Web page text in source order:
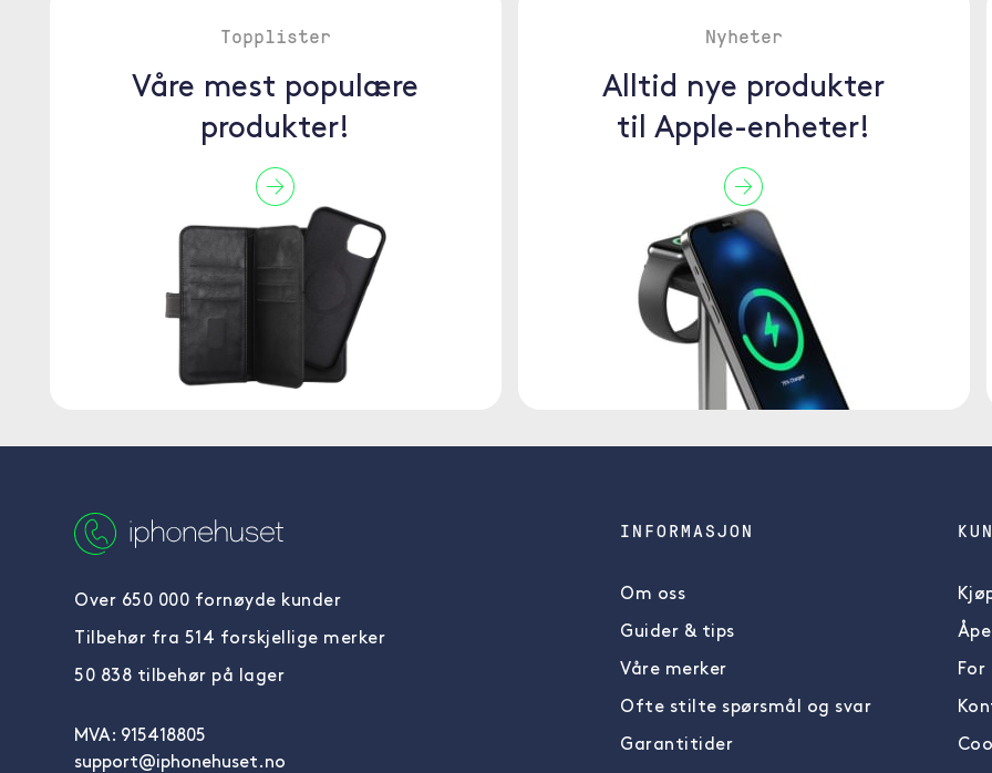
Topplister
Våre mest populære
produkter!
Nyheter
Alltid nye produkter
til Apple-enheter!
Over 650 000 fornøyde kunder
Tilbehør fra 514 forskjellige merker
50 838 tilbehør på lager
MVA: 915418805
support@iphonehuset.no
INFORMASJON
Om oss
Guider & tips
Våre merker
Ofte stilte spørsmål og svar
Garantitider